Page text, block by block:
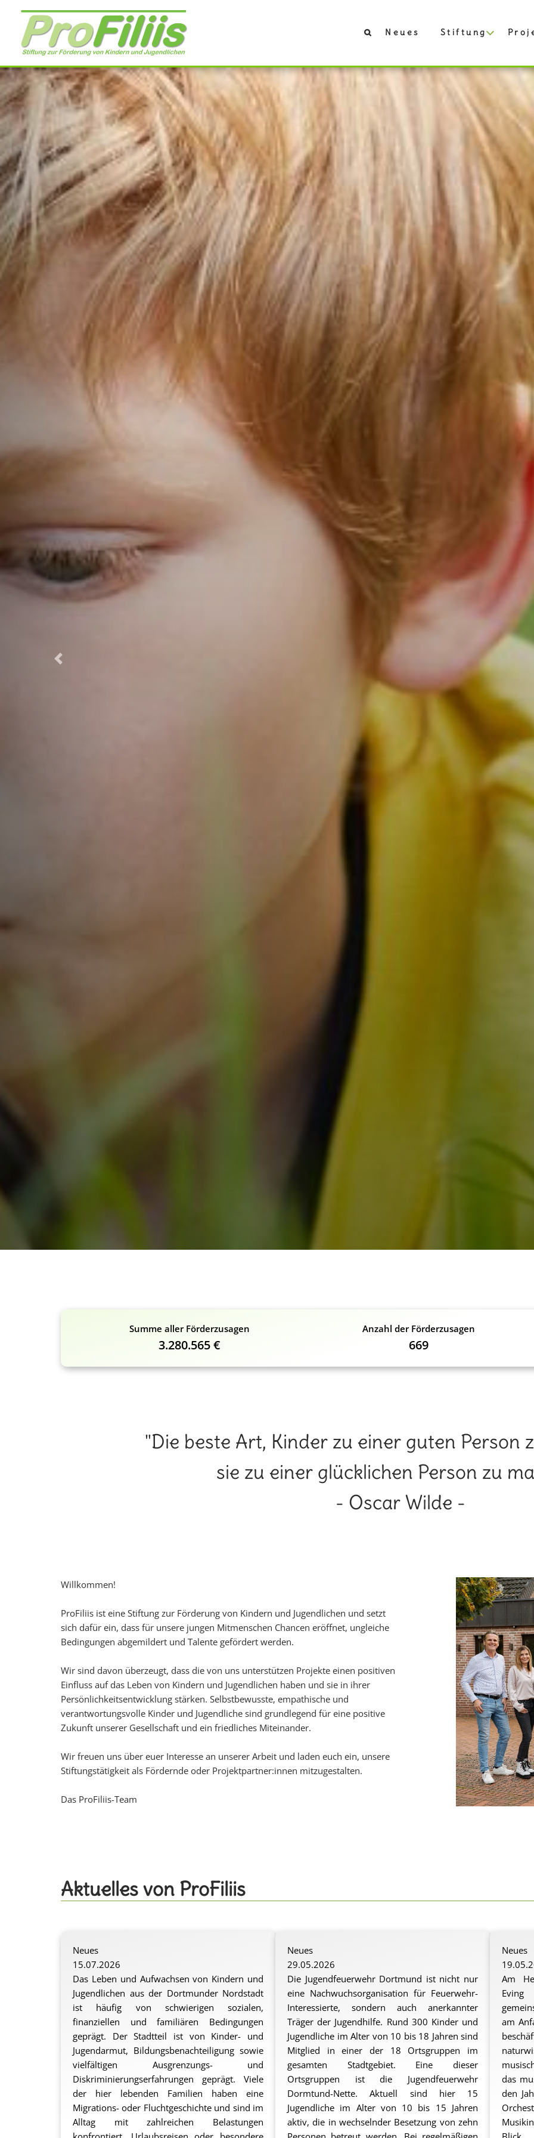
Direkt
Inhalt
Neues Stiftung
Previous
Summe aller Förderzusagen
3.280.565 €
Anzahl der Förderzusagen
669
"Die beste Art, Kinder zu einer guten Person
sie zu einer glücklichen Person zu
- Oscar Wilde -
Willkommen!
ProFiliis ist eine Stiftung zur Förderung von Kindern und Jugendlichen und setzt
sich dafür ein, dass für unsere jungen Mitmenschen Chancen eröffnet, ungleiche
Bedingungen abgemildert und Talente gefördert werden.
Wir sind davon überzeugt, dass die von uns unterstützen Projekte einen positiven
Einfluss auf das Leben von Kindern und Jugendlichen haben und sie in ihrer
Persönlichkeitsentwicklung stärken. Selbstbewusste, empathische und
verantwortungsvolle Kinder und Jugendliche sind grundlegend für eine positive
Zukunft unserer Gesellschaft und ein friedliches Miteinander.
Wir freuen uns über euer Interesse an unserer Arbeit und laden euch ein, unsere
Stiftungstätigkeit als Fördernde oder Projektpartner:innen mitzugestalten.
Das ProFiliis-Team
Aktuelles von ProFiliis
Neues
15.07.2026
Das Leben und Aufwachsen von Kindern und
Jugendlichen aus der Dortmunder Nordstadt
ist häufig von schwierigen sozialen,
finanziellen und familiären Bedingungen
geprägt. Der Stadtteil ist von Kinder- und
Jugendarmut, Bildungsbenachteiligung sowie
vielfältigen Ausgrenzungs- und
Diskriminierungserfahrungen geprägt. Viele
der hier lebenden Familien haben eine
Migrations- oder Fluchtgeschichte und sind im
Alltag mit zahlreichen Belastungen
Neues
29.05.2026
Die Jugendfeuerwehr Dortmund ist nicht nur
eine Nachwuchsorganisation für Feuerwehr-
Interessierte, sondern auch anerkannter
Träger der Jugendhilfe. Rund 300 Kinder und
Jugendliche im Alter von 10 bis 18 Jahren sind
Mitglied in einer der 18 Ortsgruppen im
gesamten Stadtgebiet. Eine dieser
Ortsgruppen ist die Jugendfeuerwehr
Dormtund-Nette. Aktuell sind hier 15
Jugendliche im Alter von 10 bis 15 Jahren
aktiv, die in wechselnder Besetzung von zehn
Neues
Am
Eving
am
das
den